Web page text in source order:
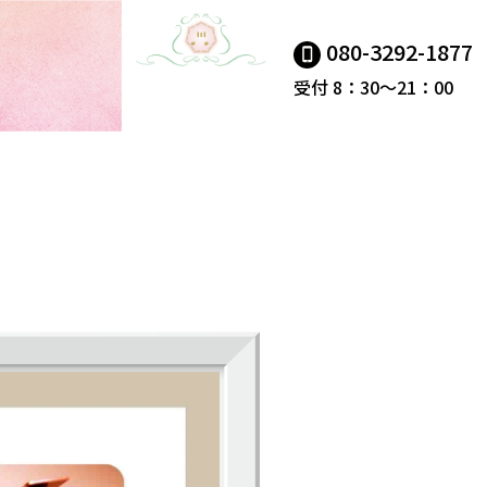
080-3292-1877
受付 8：30～21：00